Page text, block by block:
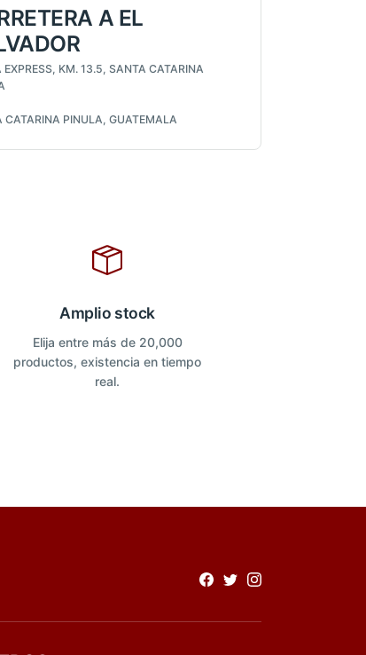
A EL
EXPRESS, KM. 13.5, SANTA CATARINA
CATARINA PINULA, GUATEMALA
Amplio stock
Elija entre más de 20,000
productos, existencia en tiempo
real.